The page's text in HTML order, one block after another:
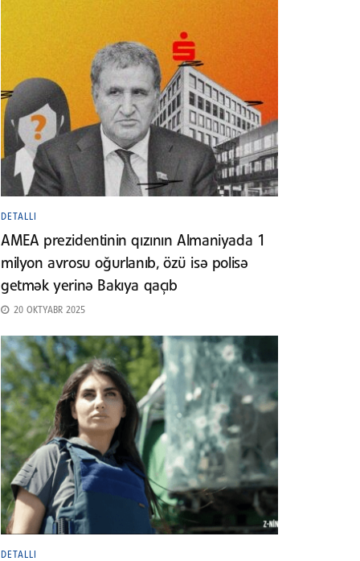
DETALLI
AMEA prezidentinin qızının Almaniyada 1
milyon avrosu oğurlanıb, özü isə polisə
getmək yerinə Bakıya qaçıb
20 OKTYABR 2025
DETALLI